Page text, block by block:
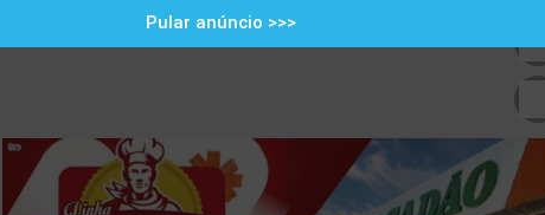
Pular anúncio >>>